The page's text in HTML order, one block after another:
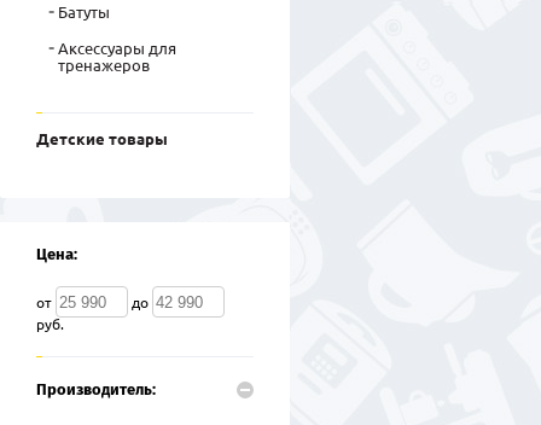
Батуты
Аксессуары для
тренажеров
Детские товары
Цена:
от
до
руб.
Производитель: